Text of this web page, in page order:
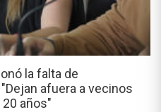
la falta de
afuera a vecinos
años"